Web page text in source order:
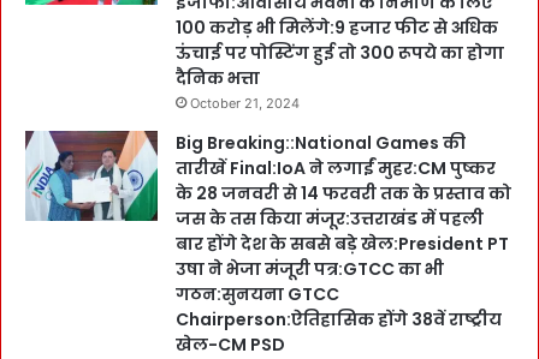
100 करोड़ भी मिलेंगे:9 हजार फीट से अधिक
ऊंचाई पर पोस्टिंग हुई तो 300 रूपये का होगा
दैनिक भत्ता
October 21, 2024
Big Breaking::National Games की
तारीखें Final:IoA ने लगाईं मुहर:CM पुष्कर
के 28 जनवरी से 14 फरवरी तक के प्रस्ताव को
जस के तस किया मंजूर:उत्तराखंड में पहली
बार होंगे देश के सबसे बड़े खेल:President PT
उषा ने भेजा मंजूरी पत्र:GTCC का भी
गठन:सुनयना GTCC
Chairperson:ऐतिहासिक होंगे 38वें राष्ट्रीय
खेल-CM PSD